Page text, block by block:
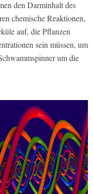
den Darminhalt des
chemische Reaktionen,
auf, die Pflanzen
sein müssen, um
um die